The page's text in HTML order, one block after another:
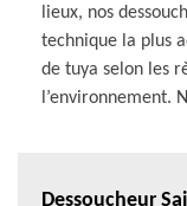
lieux, nos
technique la plus
de tuya selon les
l’environnement.
Dessoucheur